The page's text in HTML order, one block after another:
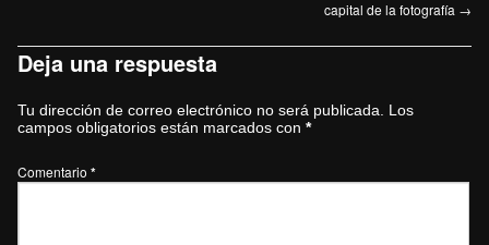
capital de la fotografía →
Deja una respuesta
Tu dirección de correo electrónico no será publicada.
Los
campos obligatorios están marcados con *
Comentario *